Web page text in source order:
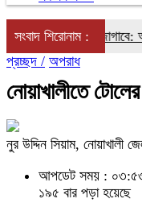
সংবাদ শিরোনাম :
প্রেরণা জোগাবে: আসিফ
প্রচ্ছদ / অপরাধ
নোয়াখালীতে
নুর উদ্দিন সিয়াম, নোয়াখালী
আপডেট সময় :
১৯৫ বার পড়া হয়েছে